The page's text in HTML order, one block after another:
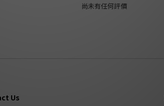
尚未有任何評價
Us